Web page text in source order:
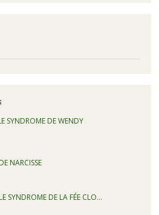
SYNDROME DE WENDY
NARCISSE
LE SYNDROME DE LA FÉE CLO…